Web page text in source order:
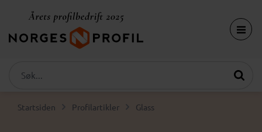
Startsiden Profilartikler Glass